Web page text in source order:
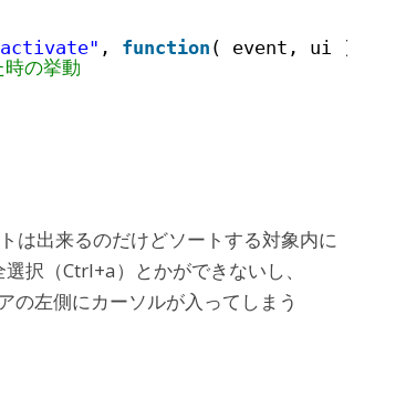
, function ( event, ui ) {
の挙動
は出来るのだけどソートする対象内に
択（Ctrl+a）とかができないし、
の左側にカーソルが入ってしまう